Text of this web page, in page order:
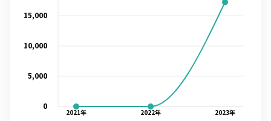
2021年 2022年 2023年
0
5,000
10,000
15,000